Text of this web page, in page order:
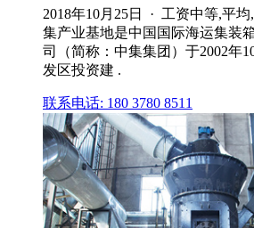
2018年10月25日 · 工资中等,平
集产业基地是中国国际海运集装
司（简称：中集集团）于2002年
发区投资建 .
联系电话: 180 3780 8511